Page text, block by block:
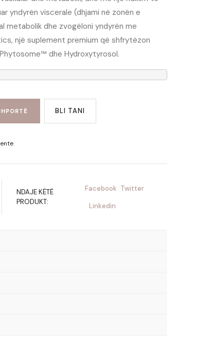
yndyrën viscerale (dhjami në zonën e
metabolik dhe zvogëloni yndyrën me
një suplement premium që shfrytëzon
dhe Hydroxytyrosol.
BLI TANI
NDAJE KËTË
PRODUKT:
Facebook Twitter
Linkedin